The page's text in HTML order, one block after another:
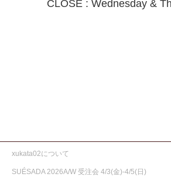
CLOSE : Wednesday &
xukata02について
SUÉSADA 2026A/W 受注会 4/3(金)-4/5(日)